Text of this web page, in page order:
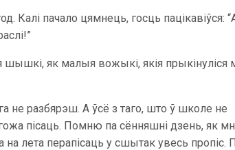
Калі пачало цямнець, госць пацікавіўся:
шышкі, як малыя вожыкі, якія прыкінуліся
не разбярэш. А ўсё з таго, што ў школе не
пісаць. Помню па сённяшні дзень, як
на лета перапісаць у сшытак увесь пропіс.